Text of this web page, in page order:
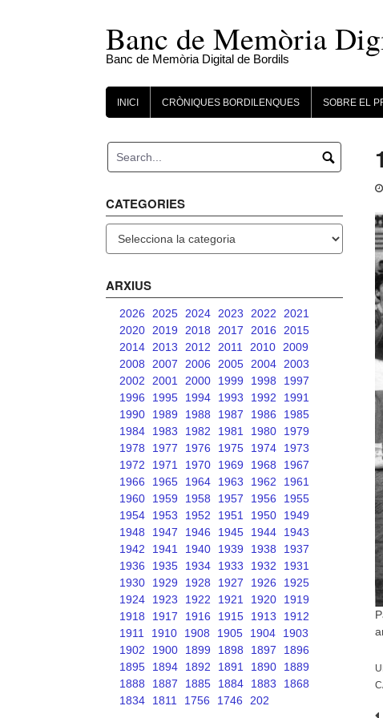
Banc de Memòria
Banc de Memòria Digital de Bordils
INICI CRÒNIQUES BORDILENQUES SOBRE EL
CATEGORIES
ARXIUS
2026 2025 2024 2023 2022
2021
2020
2019 2018 2017 2016
2015
2014
2013 2012 2011 2010
2009
2008
2007 2006 2005 2004
2003
2002
2001 2000 1999 1998
1997
1996
1995 1994 1993 1992
1991
1990
1989 1988 1987 1986
1985
1984
1983 1982 1981 1980
1979
1978
1977 1976 1975 1974
1973
1972
1971 1970 1969 1968
1967
1966
1965 1964 1963 1962
1961
1960
1959 1958 1957 1956
1955
1954
1953 1952 1951 1950
1949
1948
1947 1946 1945 1944
1943
1942
1941 1940 1939 1938
1937
1936
1935 1934 1933 1932
1931
1930
1929 1928 1927 1926
1925
1924
1923 1922 1921 1920
1919
1918
1917 1916 1915 1913
1912
1911
1910 1908 1905 1904
1903
1902
1900 1899 1898 1897
1896
1895
1894 1892 1891 1890
1889
1888
1887 1885 1884 1883
1868
1834
1811 1756 1746 202